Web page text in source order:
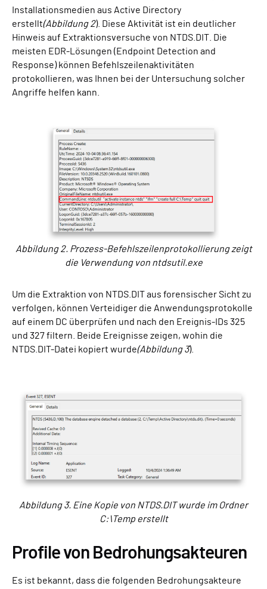
Installationsmedien aus Active Directory
erstellt(Abbildung 2). Diese Aktivität ist ein deutlicher
Hinweis auf Extraktionsversuche von NTDS.DIT. Die
meisten EDR-Lösungen (Endpoint Detection and
Response) können Befehlszeilenaktivitäten
protokollieren, was Ihnen bei der Untersuchung solcher
Angriffe helfen kann.
Abbildung 2. Prozess-Befehlszeilenprotokollierung zeigt
die Verwendung von ntdsutil.exe
Um die Extraktion von NTDS.DIT aus forensischer Sicht zu
verfolgen, können Verteidiger die Anwendungsprotokolle
auf einem DC überprüfen und nach den Ereignis-IDs 325
und 327 filtern. Beide Ereignisse zeigen, wohin die
NTDS.DIT-Datei kopiert wurde(Abbildung 3).
Abbildung 3. Eine Kopie von NTDS.DIT wurde im Ordner
C:\Temp erstellt
Profile von Bedrohungsakteuren
Es ist bekannt, dass die folgenden Bedrohungsakteure